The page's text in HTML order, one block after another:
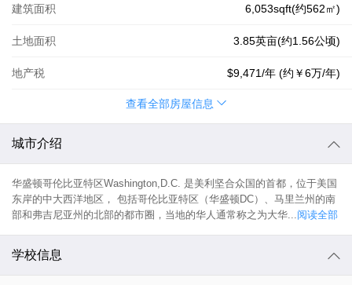
建筑面积 6,053sqft(约562㎡)
土地面积 3.85英亩(约1.56公顷)
地产税 $9,471/年 (约 ￥6万/年)
查看全部房屋信息
城市介绍
华盛顿哥伦比亚特区Washington,D.C. 是美利坚合众国的首都，位于美国
东岸的中大西洋地区， 包括哥伦比亚特区（华盛顿DC）、马里兰州的南
部和弗吉尼亚州的北部的都市圈，当地的华人通常称之为大华...阅读全部
学校信息